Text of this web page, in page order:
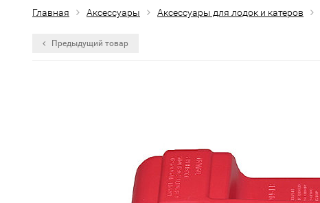
Главная Аксессуары Аксессуары для лодок и катеров
Предыдущий товар